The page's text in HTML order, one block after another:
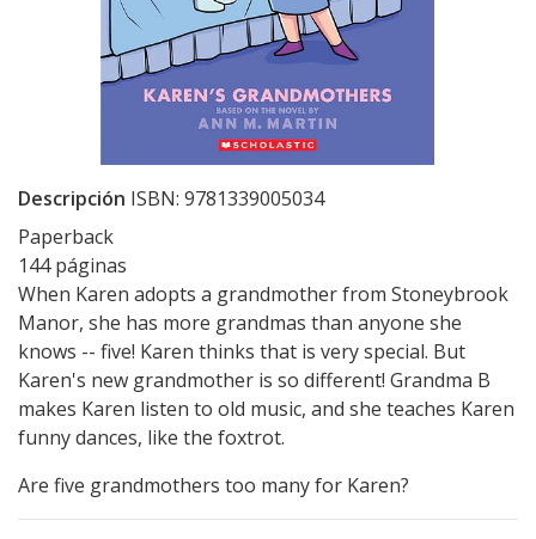
Descripción ISBN: 9781339005034
Paperback
144 páginas
When Karen adopts a grandmother from Stoneybrook
Manor, she has more grandmas than anyone she
knows -- five! Karen thinks that is very special. But
Karen's new grandmother is so different! Grandma B
makes Karen listen to old music, and she teaches Karen
funny dances, like the foxtrot.
Are five grandmothers too many for Karen?